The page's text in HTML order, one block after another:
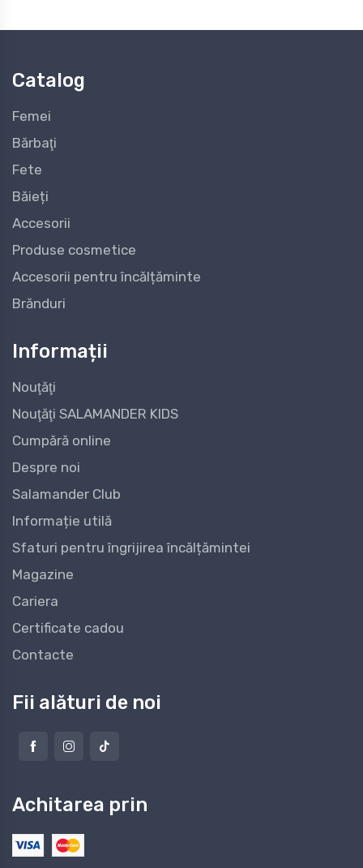
Catalog
Femei
Bărbaţi
Fete
Băieți
Accesorii
Produse cosmetice
Accesorii pentru încălțăminte
Brănduri
Informații
Nouţăţi
Nouţăţi SALAMANDER KIDS
Cumpără online
Despre noi
Salamander Club
Informație utilă
Sfaturi pentru îngrijirea încălțămintei
Magazine
Cariera
Certificate cadou
Contacte
Fii alături de noi
Achitarea prin